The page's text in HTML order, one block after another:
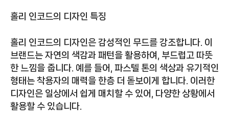
홀리 인코드의 디자인 특징
홀리 인코드의 디자인은 감성적인 무드를 강조합니다. 이
브랜드는 자연의 색감과 패턴을 활용하여, 부드럽고 따뜻
한 느낌을 줍니다. 예를 들어, 파스텔 톤의 색상과 유기적인
형태는 착용자의 매력을 한층 더 돋보이게 합니다. 이러한
디자인은 일상에서 쉽게 매치할 수 있어, 다양한 상황에서
활용할 수 있습니다.